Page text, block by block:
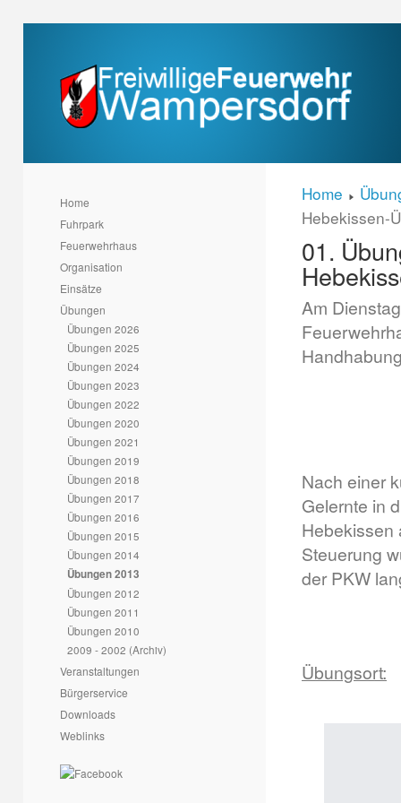
Home
Fuhrpark
Feuerwehrhaus
Organisation
Einsätze
Übungen
Übungen 2026
Übungen 2025
Übungen 2024
Übungen 2023
Übungen 2022
Übungen 2020
Übungen 2021
Übungen 2019
Übungen 2018
Übungen 2017
Übungen 2016
Übungen 2015
Übungen 2014
Übungen 2013
Übungen 2012
Übungen 2011
Übungen 2010
2009 - 2002 (Archiv)
Veranstaltungen
Bürgerservice
Downloads
Weblinks
Home
Hebekissen-
01.
Am
Nach einer
Gelernte in
Hebekissen
Steuerung
der PKW
Übungsort: